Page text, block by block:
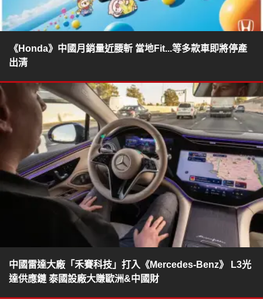
《Honda》中國月銷量近腰斬 當地Fit...等多款車即將停產
出清
中國雷達大廠「禾賽科技」打入《Mercedes-Benz》 L3光
達供應鏈 泰國設廠大賺歐洲&中國財